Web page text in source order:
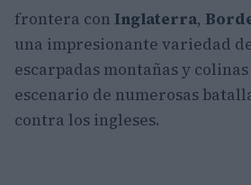
frontera con Inglaterra,
una impresionante variedad
escarpadas montañas y
escenario de numerosas
contra los ingleses.